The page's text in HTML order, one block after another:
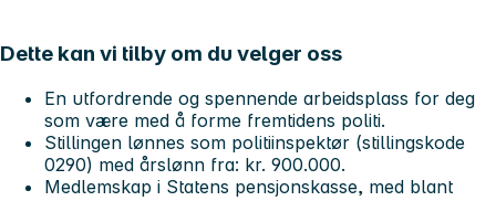
Dette kan vi tilby om du velger oss
En utfordrende og spennende arbeidsplass for deg
som være med å forme fremtidens politi.
Stillingen lønnes som politiinspektør (stillingskode
0290) med årslønn fra: kr. 900.000.
Medlemskap i Statens pensjonskasse, med blant